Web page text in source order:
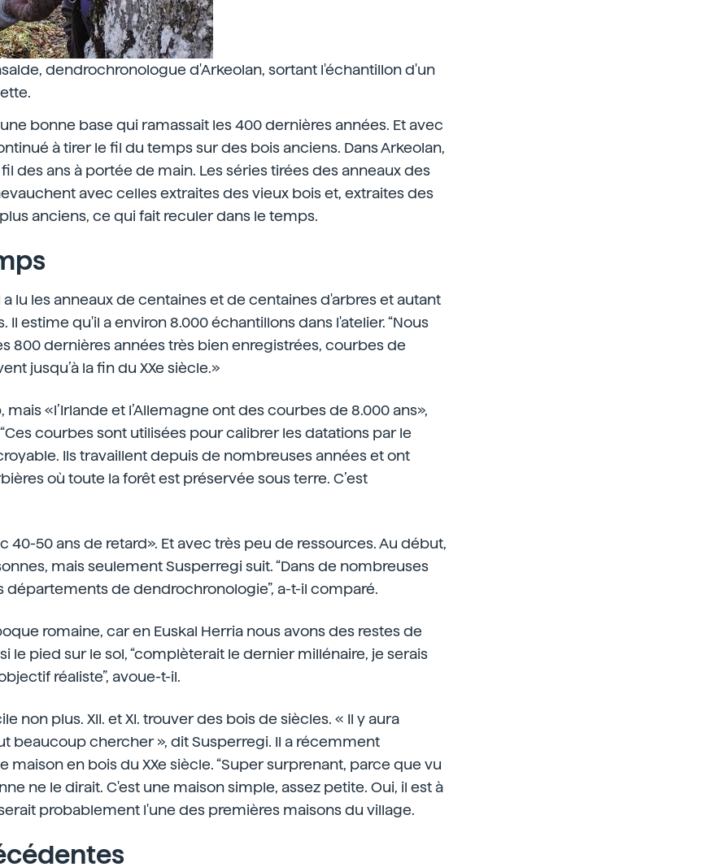
dendrochronologue d'Arkeolan, sortant l'échantillon d'un
bonne base qui ramassait les 400 dernières années. Et avec
à tirer le fil du temps sur des bois anciens. Dans Arkeolan,
des ans à portée de main. Les séries tirées des anneaux des
avec celles extraites des vieux bois et, extraites des
anciens, ce qui fait reculer dans le temps.
a lu les anneaux de centaines et de centaines d'arbres et autant
Il estime qu'il a environ 8.000 échantillons dans l'atelier. “Nous
800 dernières années très bien enregistrées, courbes de
jusqu’à la fin du XXe siècle.»
«l’Irlande et l’Allemagne ont des courbes de 8.000 ans»,
courbes sont utilisées pour calibrer les datations par le
Ils travaillent depuis de nombreuses années et ont
où toute la forêt est préservée sous terre. C’est
40-50 ans de retard». Et avec très peu de ressources. Au début,
mais seulement Susperregi suit. “Dans de nombreuses
départements de dendrochronologie”, a-t-il comparé.
romaine, car en Euskal Herria nous avons des restes de
le pied sur le sol, “complèterait le dernier millénaire, je serais
réaliste”, avoue-t-il.
non plus. XII. et XI. trouver des bois de siècles. « Il y aura
beaucoup chercher », dit Susperregi. Il a récemment
maison en bois du XXe siècle. “Super surprenant, parce que vu
ne le dirait. C'est une maison simple, assez petite. Oui, il est à
probablement l'une des premières maisons du village.